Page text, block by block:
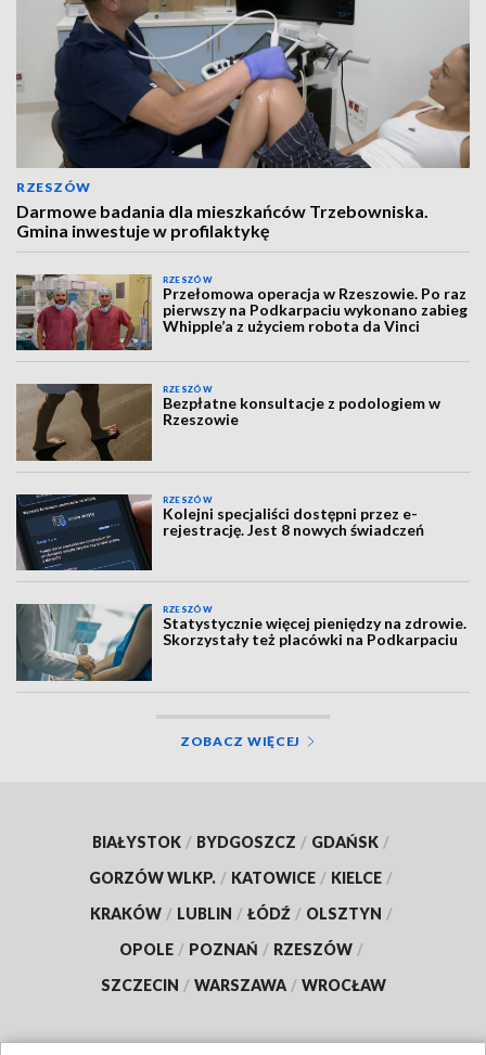
RZESZÓW
Darmowe badania dla mieszkańców Trzebowniska.
Gmina inwestuje w profilaktykę
RZESZÓW
Przełomowa operacja w Rzeszowie. Po raz
pierwszy na Podkarpaciu wykonano zabieg
Whipple’a z użyciem robota da Vinci
RZESZÓW
Bezpłatne konsultacje z podologiem w
Rzeszowie
RZESZÓW
Kolejni specjaliści dostępni przez e-
rejestrację. Jest 8 nowych świadczeń
RZESZÓW
Statystycznie więcej pieniędzy na zdrowie.
Skorzystały też placówki na Podkarpaciu
ZOBACZ WIĘCEJ
BIAŁYSTOK / BYDGOSZCZ / GDAŃSK /
GORZÓW WLKP. / KATOWICE / KIELCE /
KRAKÓW / LUBLIN / ŁÓDŹ / OLSZTYN /
OPOLE / POZNAŃ / RZESZÓW /
SZCZECIN / WARSZAWA / WROCŁAW